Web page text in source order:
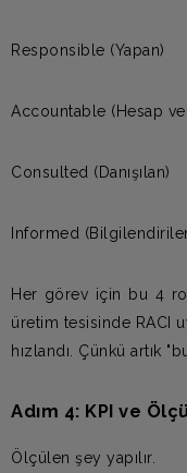
Responsible (Yapan)
Accountable (Hesap
Consulted (Danışılan)
Informed
Her görev için bu 4
üretim tesisinde RACI
hızlandı. Çünkü artık
Adım 4: KPI ve
Ölçülen şey yapılır.